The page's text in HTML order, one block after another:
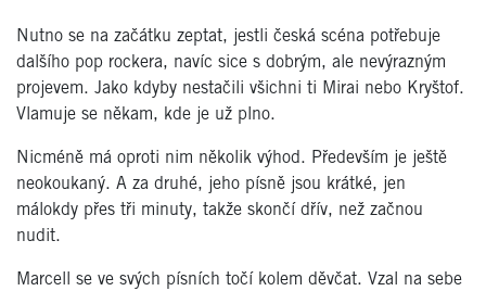
Nutno se na začátku zeptat, jestli česká scéna potřebuje
dalšího pop rockera, navíc sice s dobrým, ale nevýrazným
projevem. Jako kdyby nestačili všichni ti Mirai nebo Kryštof.
Vlamuje se někam, kde je už plno.
Nicméně má oproti nim několik výhod. Především je ještě
neokoukaný. A za druhé, jeho písně jsou krátké, jen
málokdy přes tři minuty, takže skončí dřív, než začnou
nudit.
Marcell se ve svých písních točí kolem děvčat. Vzal na sebe